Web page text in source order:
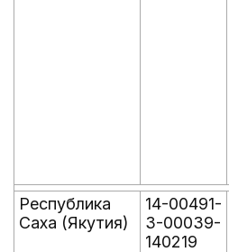
Республика
Саха (Якутия)
14-00491-
З-00039-
140219